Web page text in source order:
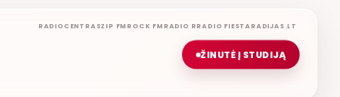
RADIOCENTRASZIP FM ROCK FM RADIO RRADIO FIESTARADIJAS.LT
ŽINUTĖ Į STUDIJĄ